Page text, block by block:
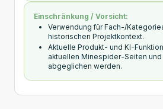
Einschränkung / Vorsicht:
Verwendung für Fach-/
historischen Projektkontext.
Aktuelle Produkt- und KI-
aktuellen Minespider-Seiten
abgeglichen werden.